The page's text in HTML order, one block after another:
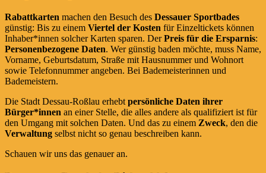
Rabattkarten machen den Besuch des Dessauer Sportbades
günstig: Bis zu einem Viertel der Kosten für Einzeltickets können
Inhaber*innen solcher Karten sparen. DerPreis für die Ersparnis:
Personenbezogene Daten. Wer günstig baden möchte, muss Name,
Vorname, Geburtsdatum, Straße mit Hausnummer und Wohnort
sowie Telefonnummer angeben. Bei Bademeisterinnen und
Bademeistern.
Die Stadt Dessau-Roßlau erhebt persönliche Daten ihrer
Bürger*innen an einer Stelle, die alles andere als qualifiziert ist für
den Umgang mit solchen Daten. Und das zu einem Zweck, den die
Verwaltung selbst nicht so genau beschreiben kann.
Schauen wir uns das genauer an.